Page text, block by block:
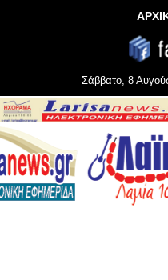
Σάββατο, 8